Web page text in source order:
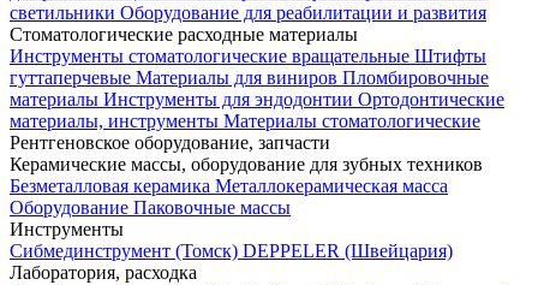
светильники Оборудование для реабилитации и развития
Стоматологические расходные материалы
Инструменты стоматологические вращательные Штифты
гуттаперчевые Материалы для виниров Пломбировочные
материалы Инструменты для эндодонтии Ортодонтические
материалы, инструменты Материалы стоматологические
Рентгеновское оборудование, запчасти
Керамические массы, оборудование для зубных техников
Безметалловая керамика Металлокерамическая масса
Оборудование Паковочные массы
Инструменты
Cибмединструмент (Томск) DEPPELER (Швейцария)
Лаборатория, расходка